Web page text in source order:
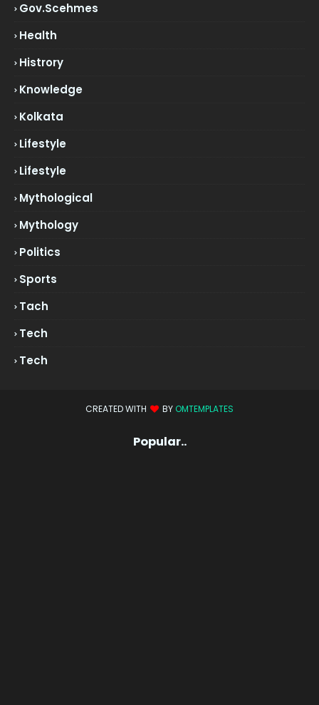
Gov.scehmes
Health
Histrory
Knowledge
Kolkata
Lifestyle
Lifestyle
Mythological
Mythology
Politics
Sports
Tach
Tech
Tech
CREATED WITH BY OMTEMPLATES
Popular..